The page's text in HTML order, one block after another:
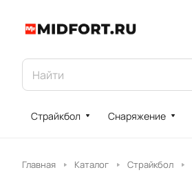
Страйкбол Снаряжение
Главная Каталог Страйкбол